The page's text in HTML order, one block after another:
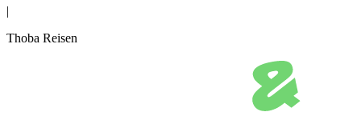
|
Thoba Reisen